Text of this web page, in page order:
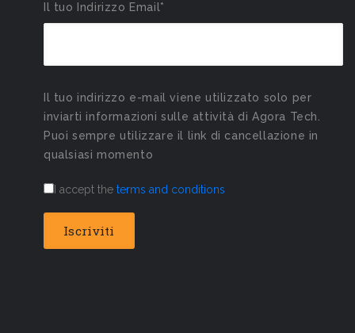
Il tuo Indirizzo Email*
Il tuo indirizzo e-mail viene utilizzato solo per
inviarti informazioni sulle attività di Agora Tech.
Puoi sempre utilizzare il link di cancellazione in
qualsiasi momento
I accept the terms and conditions